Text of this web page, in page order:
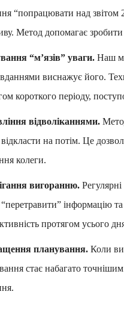
“попрацювати над звітом
Метод допомагає
“м’язів” уваги. Наш
виснажує його.
короткого періоду,
відволіканнями.
відкласти на потім. Це
колеги.
вигоранню.
інформацію
протягом усього
планування. Коли ви
стає набагато